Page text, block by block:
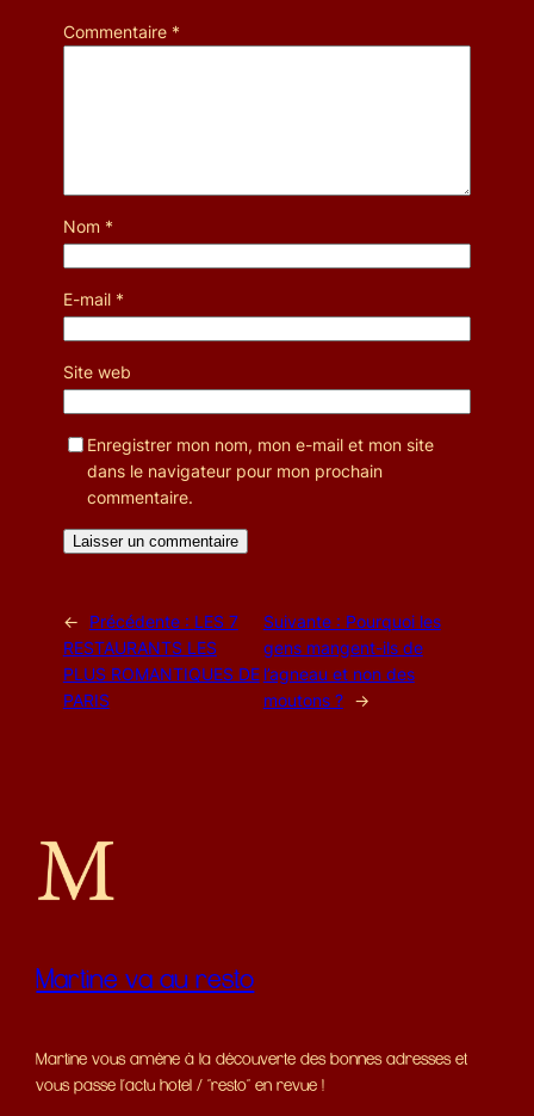
Commentaire *
Nom *
E-mail *
Site web
Enregistrer mon nom, mon e-mail et mon site
dans le navigateur pour mon prochain
commentaire.
← Précédente : LES 7
RESTAURANTS LES
PLUS ROMANTIQUES DE
PARIS
Suivante : Pourquoi les
gens mangent-ils de
l’agneau et non des
moutons ?
→
Martine va au resto
Martine vous amène à la découverte des bonnes adresses et
vous passe l'actu hotel / "resto" en revue !